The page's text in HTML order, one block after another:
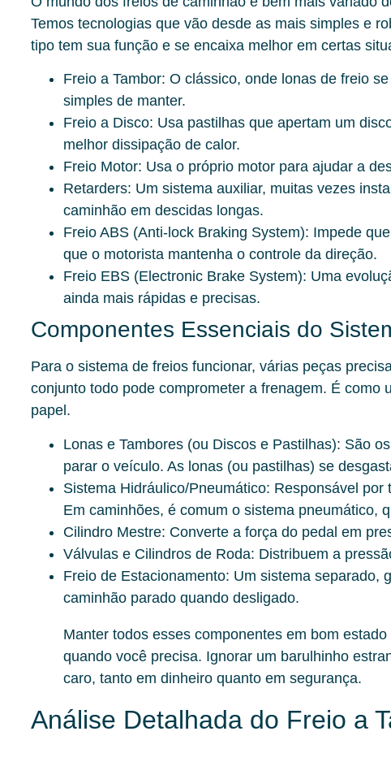
Temos tecnologias que vão desde as mais simples e
tipo tem sua função e se encaixa melhor em certas
Freio a Tambor: O clássico, onde lonas de freio
simples de manter.
Freio a Disco: Usa pastilhas que apertam um
melhor dissipação de calor.
Freio Motor: Usa o próprio motor para ajudar a
Retarders: Um sistema auxiliar, muitas vezes
caminhão em descidas longas.
Freio ABS (Anti-lock Braking System): Impede
que o motorista mantenha o controle da direção.
Freio EBS (Electronic Brake System): Uma
ainda mais rápidas e precisas.
Componentes Essenciais do
Para o sistema de freios funcionar, várias peças
conjunto todo pode comprometer a frenagem. É como
papel.
Lonas e Tambores (ou Discos e Pastilhas): São
parar o veículo. As lonas (ou pastilhas) se
Sistema Hidráulico/Pneumático: Responsável por
Em caminhões, é comum o sistema pneumático,
Cilindro Mestre: Converte a força do pedal em
Válvulas e Cilindros de Roda: Distribuem a
Freio de Estacionamento: Um sistema separado,
caminhão parado quando desligado.
Manter todos esses componentes em bom
quando você precisa. Ignorar um barulhinho
caro, tanto em dinheiro quanto em segurança.
Análise Detalhada do Freio a